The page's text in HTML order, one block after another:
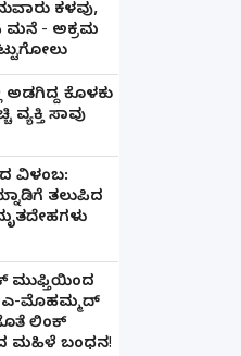
ಕಳವು,
ಮನೆ - ಅಕ್ರಮ
ಅಡಗಿದ್ದ ಕೊಳಕು
ಸಾವು
ವಿಳಂಬ:
ತಲುಪಿದ
ಮುಫ್ತಿಯಿಂದ
ಎ-ಮೊಹಮ್ಮದ್
ಲಿಂಕ್
ಮಹಿಳೆ ಬಂಧನ!